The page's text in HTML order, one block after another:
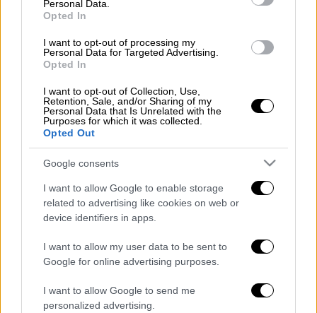
Personal Data.
Opted In
I want to opt-out of processing my
Personal Data for Targeted Advertising.
Opted In
I want to opt-out of Collection, Use,
Retention, Sale, and/or Sharing of my
Personal Data that Is Unrelated with the
Purposes for which it was collected.
Opted Out
Google consents
I want to allow Google to enable storage
related to advertising like cookies on web or
device identifiers in apps.
I want to allow my user data to be sent to
Google for online advertising purposes.
I want to allow Google to send me
personalized advertising.
περιοριστεί κάπως, μετά τους
σαββατοκύριακο και τις απειλές της
Τεχεράνης πως θα προχωρήσει σε αντίποινα,
εξελίξεις που εγείρουν ανησυχίες για
σοβαρές αναταράξεις στην προσφορά
μαύρου χρυσού.
Περί τις 02:30 (ώρα Ελλάδας),το βαρέλι της
αμερικανικής ποικιλίας WTI
κατέγραφε
άνοδο 2,53%, στα 75,71 δολάρια, ενώ είχε
φθάσει ως ακόμα και τα 77, ενώ το βαρέλι
του πετρελαίου Brent της Βόρειας Θάλασσας
κατέγραφε άνοδο 2,42% στα 78,97 δολάρια,
ενώ νωρίτερα ξεπέρασε ακόμη και τα 81
δολάρια, φθάνοντας σε υψηλό 6μήνου.